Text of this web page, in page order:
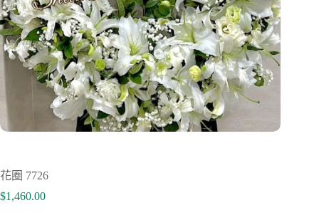
花圈 7726
$1,460.00